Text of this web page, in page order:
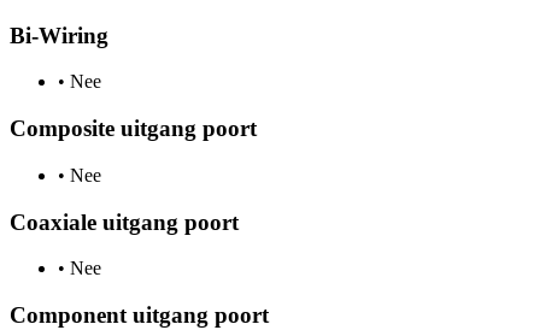
Bi-Wiring
• Nee
Composite uitgang poort
• Nee
Coaxiale uitgang poort
• Nee
Component uitgang poort